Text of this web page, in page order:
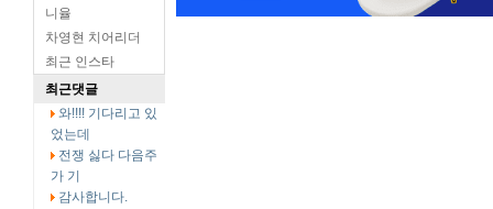
니율
차영현 치어리더
최근 인스타
최근댓글
와!!!! 기다리고 있
었는데
전쟁 싫다 다음주
가 기
감사합니다.